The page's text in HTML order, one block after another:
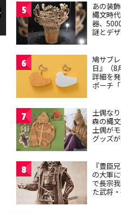
5
あの装
縄文時
器、
謎とデ
6
鳩サブ
日』（8
詳細を
ポーチ
7
土偶な
森の縄
土偶が
グッズ
8
『豊臣
の大軍
で長宗
た武将